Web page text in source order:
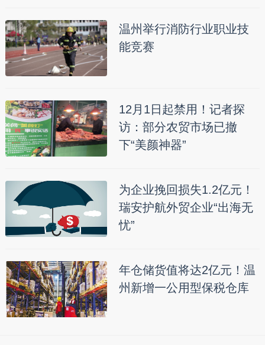
温州举行消防行业职业技
能竞赛
12月1日起禁用！记者探
访：部分农贸市场已撤
下“美颜神器”
为企业挽回损失1.2亿元！
瑞安护航外贸企业“出海无
忧”
年仓储货值将达2亿元！温
州新增一公用型保税仓库